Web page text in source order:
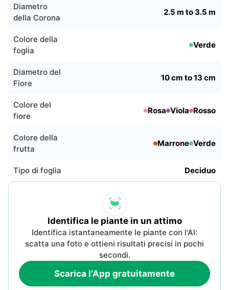
Diametro
della Corona
2.5 m to 3.5 m
Colore della
foglia
Verde
Diametro del
Fiore
10 cm to 13 cm
Colore del
fiore
Rosa Viola Rosso
Colore della
frutta
Marrone Verde
Tipo di foglia Deciduo
Identifica le piante in un attimo
Identifica istantaneamente le piante con l'AI:
scatta una foto e ottieni risultati precisi in pochi
secondi.
Scarica l'App gratuitamente